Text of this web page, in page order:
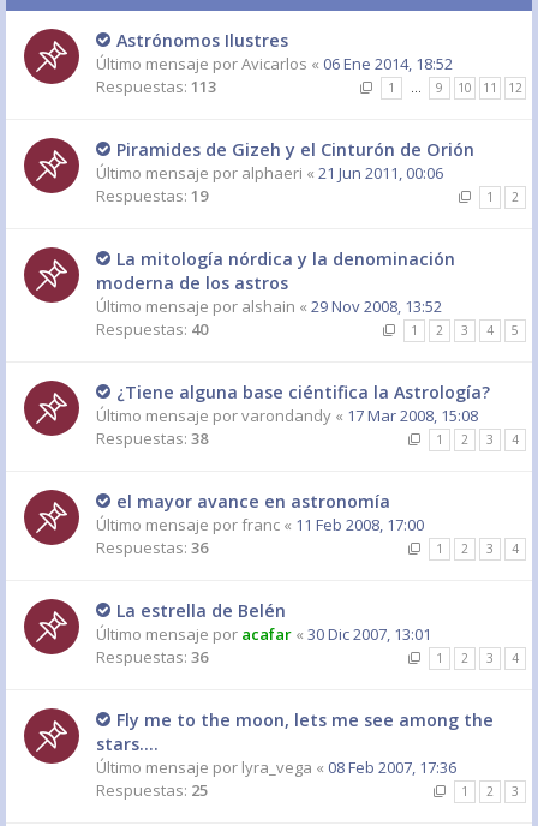
Astrónomos Ilustres
Último mensaje porAvicarlos « 06 Ene 2014, 18:52
Respuestas: 113 1 … 9 10 11 12
Piramides de Gizeh y el Cinturón de Orión
Último mensaje por alphaeri « 21 Jun 2011, 00:06
Respuestas: 19 1 2
La mitología nórdica y la denominación
moderna de los astros
Último mensaje por alshain « 29 Nov 2008, 13:52
Respuestas: 40 1 2 3 4 5
¿Tiene alguna base ciéntifica la Astrología?
Último mensaje porvarondandy « 17 Mar 2008, 15:08
Respuestas: 38 1 2 3 4
el mayor avance en astronomía
Último mensaje porfranc « 11 Feb 2008, 17:00
Respuestas: 36 1 2 3 4
La estrella de Belén
Último mensaje por acafar « 30 Dic 2007, 13:01
Respuestas: 36 1 2 3 4
Fly me to the moon, lets me see among the
stars....
Último mensaje por lyra_vega « 08 Feb 2007, 17:36
Respuestas: 25 1 2 3